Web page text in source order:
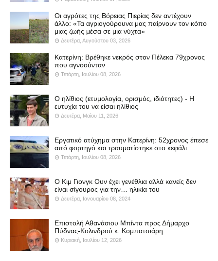
Οι αγρότες της Βόρειας Πιερίας δεν αντέχουν
άλλο: «Τα αγριογούρουνα μας παίρνουν τον κόπο
μιας ζωής μέσα σε μια νύχτα»
Δευτέρα, Αυγούστου 03, 2026
Κατερίνη: Βρέθηκε νεκρός στον Πέλεκα 79χρονος
που αγνοούνταν
Τετάρτη, Ιουλίου 08, 2026
Ο ηλίθιος (ετυμολογία, ορισμός, ιδιότητες) - Η
ευτυχία του να είσαι ηλίθιος
Δευτέρα, Μαΐου 11, 2026
Εργατικό ατύχημα στην Κατερίνη: 52χρονος έπεσε
από φορτηγό και τραυματίστηκε στο κεφάλι
Τετάρτη, Ιουλίου 08, 2026
Ο Κιμ Γιονγκ Ουν έχει γενέθλια αλλά κανείς δεν
είναι σίγουρος για την… ηλικία του
Δευτέρα, Ιανουαρίου 08, 2024
Επιστολή Αθανάσιου Μπίντα προς Δήμαρχο
Πύδνας-Κολινδρού κ. Κομπατσιάρη
Κυριακή, Ιουλίου 12, 2026